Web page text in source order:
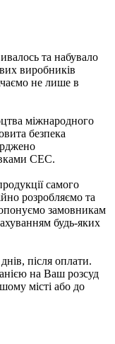
та набувало
виробників
не лише в
міжнародного
безпека
СЕС.
самого
розробляємо та
замовникам
будь-яких
після оплати.
на Ваш розсуд
місті або до